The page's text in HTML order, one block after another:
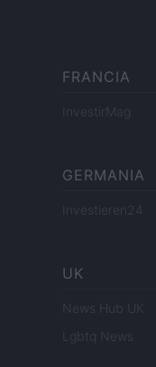
FRANCIA
InvestirMag
GERMANIA
Investieren24
UK
News Hub UK
Lgbtq News